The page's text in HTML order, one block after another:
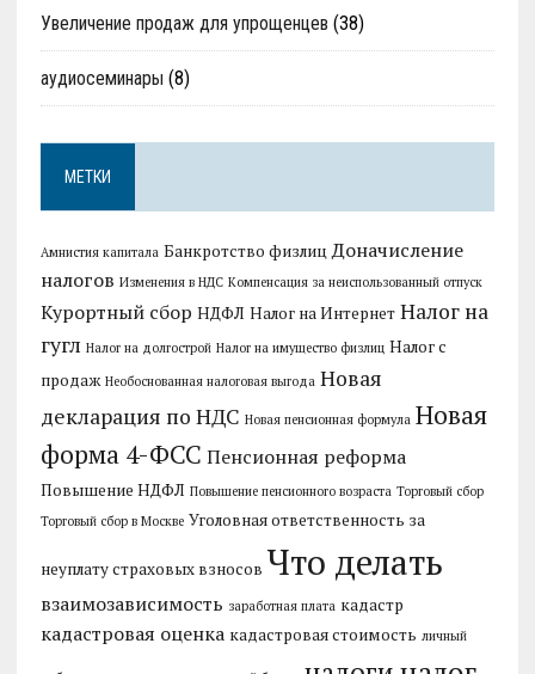
Увеличение продаж для упрощенцев (38)
аудиосеминары (8)
МЕТКИ
Амнистия капитала Банкротство физлиц Доначисление
налогов Изменения в НДС Компенсация за неиспользованный отпуск
Курортный сбор НДФЛ Налог на Интернет Налог на
гугл Налог на долгострой Налог на имущество физлиц Налог с
продаж Необоснованная налоговая выгода Новая
декларация по НДС Новая пенсионная формула Новая
форма 4-ФСС Пенсионная реформа
Повышение НДФЛ Повышение пенсионного возраста Торговый сбор
Торговый сбор в Москве Уголовная ответственность за
неуплату страховых взносов Что делать
взаимозависимость заработная плата кадастр
кадастровая оценка кадастровая стоимость личный